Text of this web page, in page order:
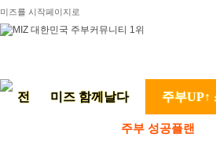
미즈를 시작페이지로
미즈 함께날다 주부UP↑
주부 성공플랜